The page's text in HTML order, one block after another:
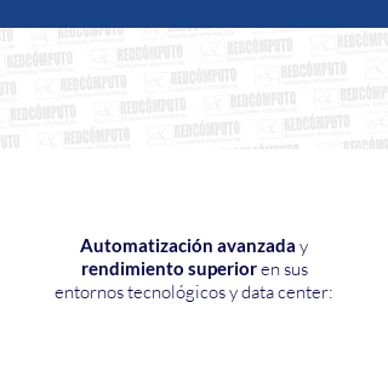
Automatización avanzada y
rendimiento superioren sus
entornos tecnológicos y data center: